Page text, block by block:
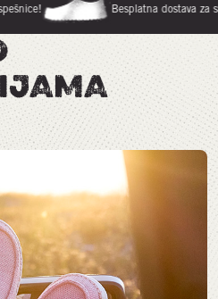
Besplatna dostava za sve